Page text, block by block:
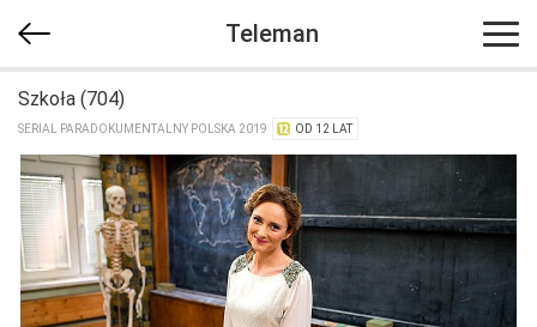
Teleman
Szkoła (704)
SERIAL PARADOKUMENTALNY POLSKA 2019 OD 12 LAT